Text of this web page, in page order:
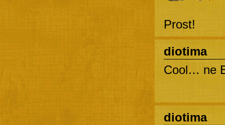
Prost!
diotima
Cool… ne
diotima